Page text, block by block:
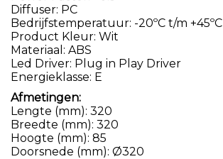
Diffuser: PC
Bedrijfstemperatuur: -20ºC t/m +45ºC
Product Kleur: Wit
Materiaal: ABS
Led Driver: Plug in Play Driver
Energieklasse: E
Afmetingen:
Lengte (mm): 320
Breedte (mm): 320
Hoogte (mm): 85
Doorsnede (mm): Ø320